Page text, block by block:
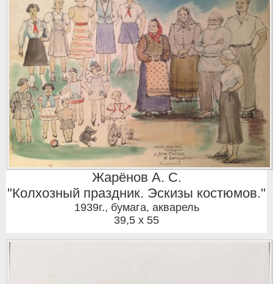
Жарёнов А. С.
"Колхозный праздник. Эскизы костюмов."
1939г., бумага, акварель
39,5 x 55